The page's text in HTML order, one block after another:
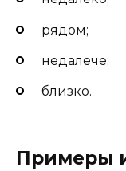
рядом;
недалече;
близко.
Примеры